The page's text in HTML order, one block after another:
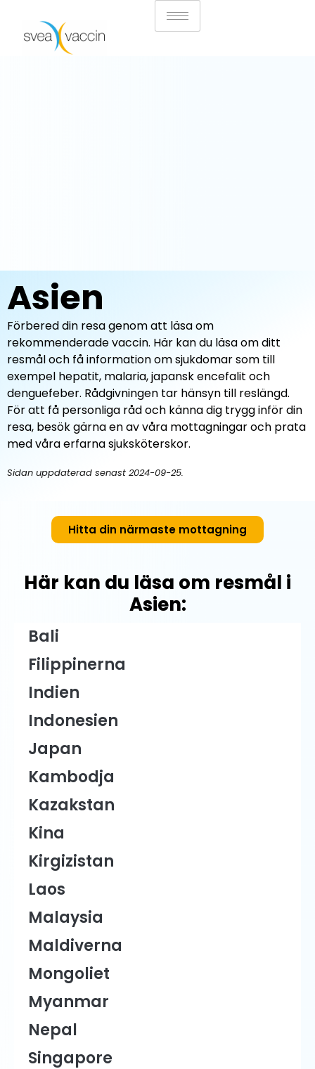
Asien
Förbered din resa genom att läsa om
rekommenderade vaccin. Här kan du läsa om ditt
resmål och få information om sjukdomar som till
exempel hepatit, malaria, japansk encefalit och
denguefeber. Rådgivningen tar hänsyn till reslängd.
För att få personliga råd och känna dig trygg inför din
resa, besök gärna en av våra mottagningar och prata
med våra erfarna sjuksköterskor.
Sidan uppdaterad senast 2024-09-25.
Hitta din närmaste mottagning
Här kan du läsa om resmål i
Asien:
Bali
Filippinerna
Indien
Indonesien
Japan
Kambodja
Kazakstan
Kina
Kirgizistan
Laos
Malaysia
Maldiverna
Mongoliet
Myanmar
Nepal
Singapore